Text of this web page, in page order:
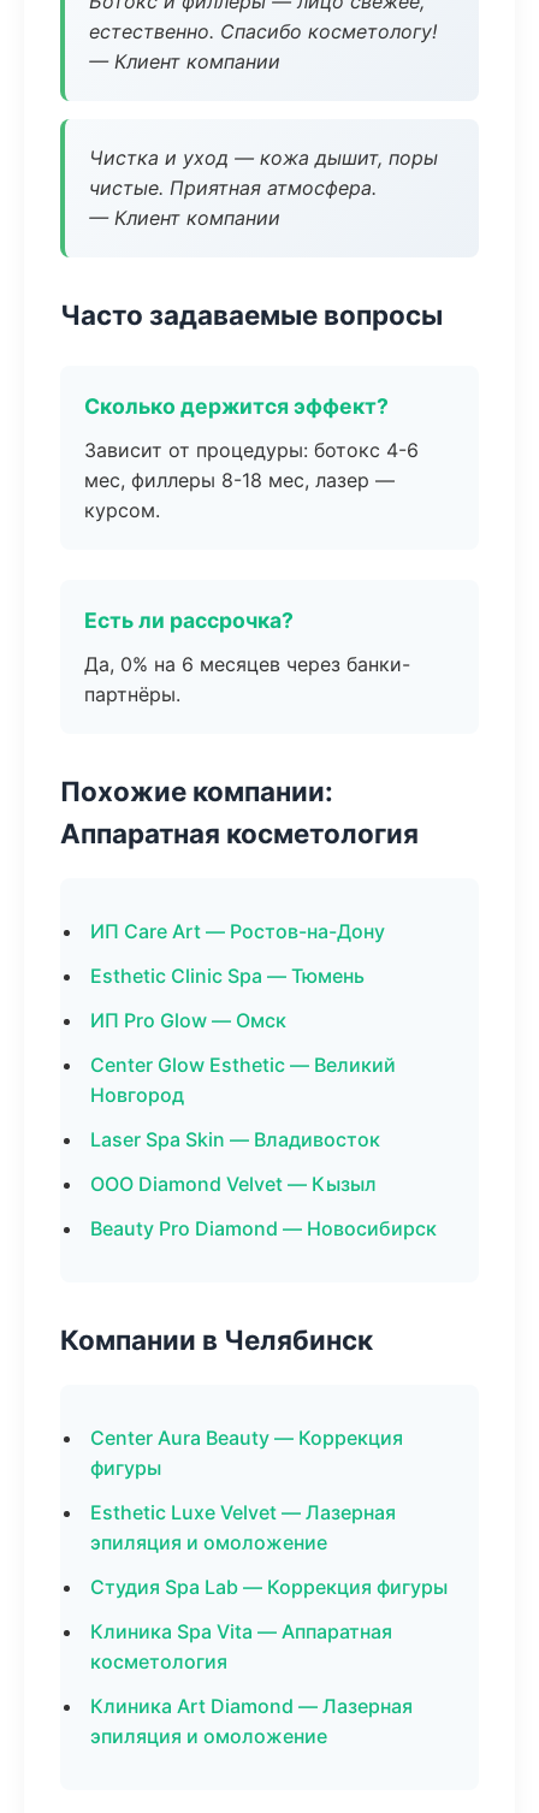
естественно. Спасибо косметологу!
— Клиент компании
Чистка и уход — кожа дышит, поры
чистые. Приятная атмосфера.
— Клиент компании
Часто задаваемые вопросы
Сколько держится эффект?
Зависит от процедуры: ботокс 4-6
мес, филлеры 8-18 мес, лазер —
курсом.
Есть ли рассрочка?
Да, 0% на 6 месяцев через банки-
партнёры.
Похожие компании:
Аппаратная косметология
ИП Care Art — Ростов-на-Дону
Esthetic Clinic Spa — Тюмень
ИП Pro Glow — Омск
Center Glow Esthetic — Великий
Новгород
Laser Spa Skin — Владивосток
ООО Diamond Velvet — Кызыл
Beauty Pro Diamond — Новосибирск
Компании в Челябинск
Center Aura Beauty — Коррекция
фигуры
Esthetic Luxe Velvet — Лазерная
эпиляция и омоложение
Студия Spa Lab — Коррекция фигуры
Клиника Spa Vita — Аппаратная
косметология
Клиника Art Diamond — Лазерная
эпиляция и омоложение